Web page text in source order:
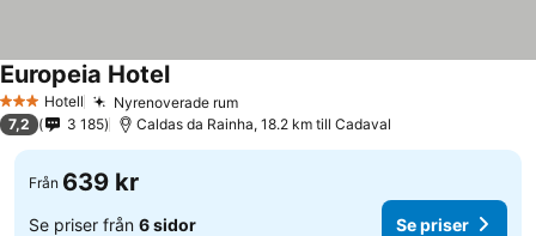
3 StjärnorHotell Nyrenoverade rum
Europeia Hotel
7,2 3 185 Caldas da Rainha, 18.2 km till Cadaval
Från 639 kr
Se priser från 6 sidor Se priser